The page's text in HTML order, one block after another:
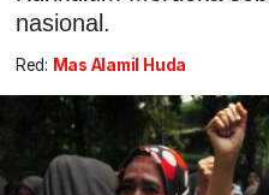
nasional.
Red: Mas Alamil Huda